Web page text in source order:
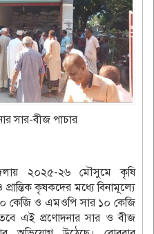
সার-বীজ পাচার
২০২৫-২৬ মৌসুমে কৃষি
কৃষকদের মধ্যে বিনামূল্যে
কেজি ও এমওপি সার ১০ কেজি
এই প্রণোদনার সার ও বীজ